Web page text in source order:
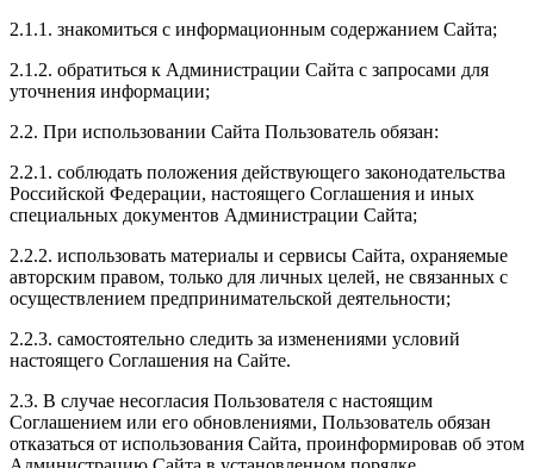
2.1.1. знакомиться с информационным содержанием Сайта;
2.1.2. обратиться к Администрации Сайта с запросами для
уточнения информации;
2.2. При использовании Сайта Пользователь обязан:
2.2.1. соблюдать положения действующего законодательства
Российской Федерации, настоящего Соглашения и иных
специальных документов Администрации Сайта;
2.2.2. использовать материалы и сервисы Сайта, охраняемые
авторским правом, только для личных целей, не связанных с
осуществлением предпринимательской деятельности;
2.2.3. самостоятельно следить за изменениями условий
настоящего Соглашения на Сайте.
2.3. В случае несогласия Пользователя с настоящим
Соглашением или его обновлениями, Пользователь обязан
отказаться от использования Сайта, проинформировав об этом